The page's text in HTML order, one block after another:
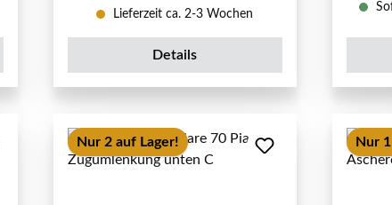
Lieferzeit ca. 2-3 Wochen
Details
Nur 2 auf Lager! Nur